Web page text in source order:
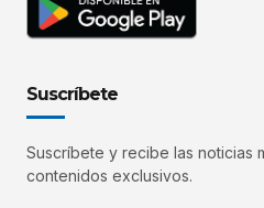
Suscríbete
Suscríbete y recibe las noticias
contenidos exclusivos.